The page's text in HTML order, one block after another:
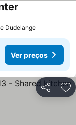
Dudelange
Ver preços
Partilhar